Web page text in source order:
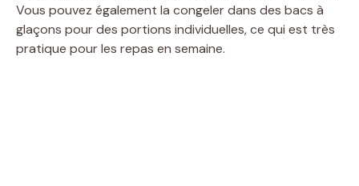
Vous pouvez également la congeler dans des bacs à
glaçons pour des portions individuelles, ce qui est très
pratique pour les repas en semaine.